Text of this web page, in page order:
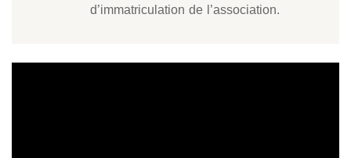
d’immatriculation de l’association.